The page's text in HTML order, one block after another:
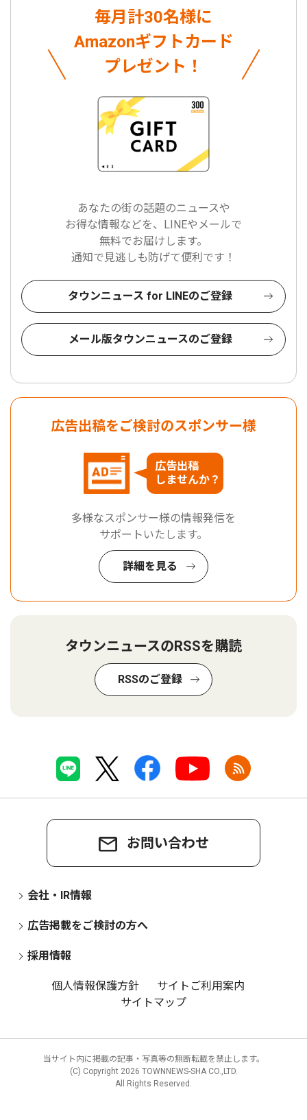
毎月計30名様に
Amazonギフトカード
プレゼント！
あなたの街の話題のニュースや
お得な情報などを、LINEやメールで
無料でお届けします。
通知で見逃しも防げて便利です！
タウンニュース for LINEのご登録
メール版タウンニュースのご登録
広告出稿をご検討のスポンサー様
広告出稿
しませんか？
多様なスポンサー様の情報発信を
サポートいたします。
詳細を見る
タウンニュースのRSSを購読
RSSのご登録
お問い合わせ
会社・IR情報
広告掲載をご検討の方へ
採用情報
個人情報保護方針
サイトご利用案内
サイトマップ
当サイト内に掲載の記事・写真等の無断転載を禁止します。
(C) Copyright 2026 TOWNNEWS-SHA CO.,LTD.
All Rights Reserved.